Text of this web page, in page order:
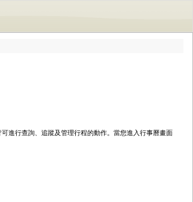
進行查詢、追蹤及管理行程的動作。當您進入行事曆畫面